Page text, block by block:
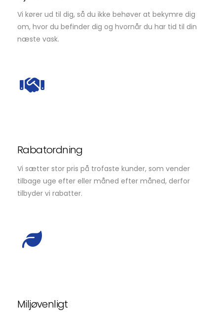
Vi kører ud til dig, så du ikke behøver at bekymre dig
om, hvor du befinder dig og hvornår du har tid til din
næste vask.
Rabatordning
Vi sætter stor pris på trofaste kunder, som vender
tilbage uge efter eller måned efter måned, derfor
tilbyder vi rabatter.
Miljøvenligt